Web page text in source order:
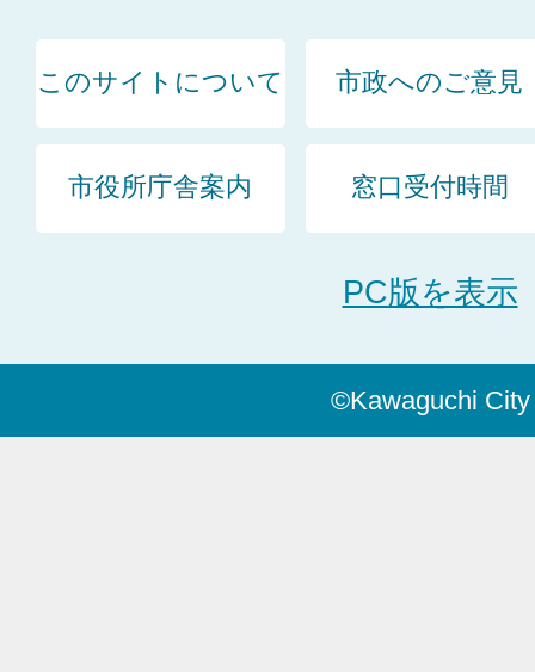
このサイトについて 市政へのご意見
市役所庁舎案内 窓口受付時間
PC版を表示
©Kawaguchi City